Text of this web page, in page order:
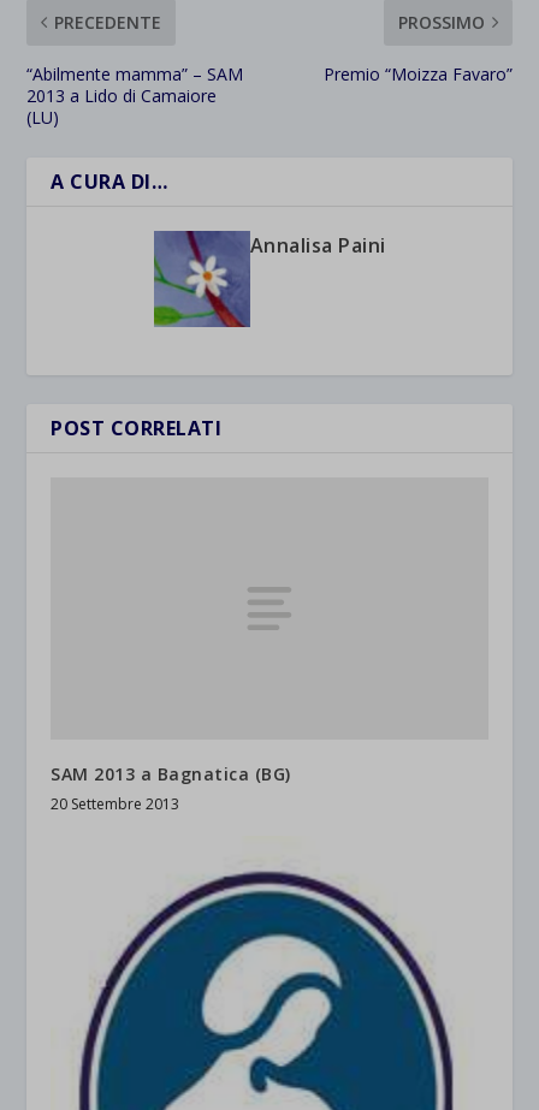
PRECEDENTE
“Abilmente mamma” – SAM
2013 a Lido di Camaiore
(LU)
PROSSIMO
Premio “Moizza Favaro”
A CURA DI…
Annalisa Paini
POST CORRELATI
SAM 2013 a Bagnatica (BG)
20 Settembre 2013